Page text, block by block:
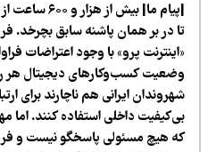
|پیام ما| بیش از هزار
در بر همان پاشنه سابق بچرخد. فروش
پرو» با وجود اعتراضات
کسب‌وکارهای دیجیتال هر روز
ایرانی هم ناچارند برای
داخلی استفاده کنند. اما مهم‌تر
هیچ مسئولی پاسخگو نیست و فروش